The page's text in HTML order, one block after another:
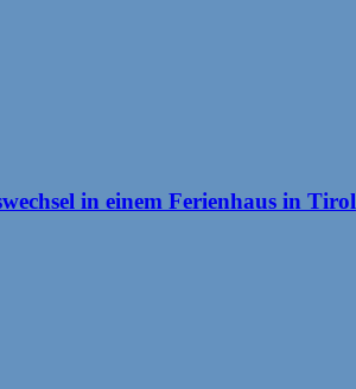
in einem Ferienhaus in Tirol